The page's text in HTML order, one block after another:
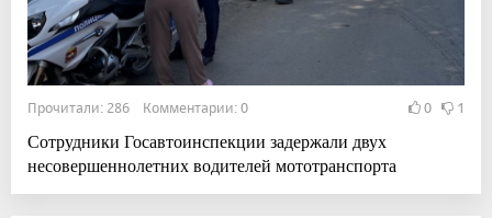
Прочитали: 286 Комментарии: 0 0 1
Сотрудники Госавтоинспекции задержали двух
несовершеннолетних водителей мототранспорта